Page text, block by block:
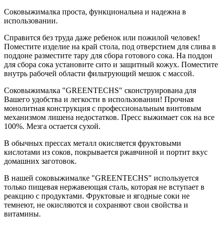
Соковыжималка проста, функциональна и надежна в
использовании.
Справится без труда даже ребенок или пожилой человек!
Поместите изделие на край стола, под отверстием для слива в
поддоне разместите тару для сбора готового сока. На поддон
для сбора сока установите сито и защитный кожух. Поместите
внутрь рабочей области фильтрующий мешок с массой.
Соковыжималка "GREENTECHS" сконструирована для
Вашего удобства и легкости в использовании! Прочная
монолитная конструкция с профессиональным винтовым
механизмом лишена недостатков. Пресс выжимает сок на все
100%. Мезга остается сухой.
В обычных прессах металл окисляется фруктовыми
кислотами из соков, покрывается ржавчиной и портит вкус
домашних заготовок.
В нашей соковыжималке "GREENTECHS" используется
только пищевая нержавеющая сталь, которая не вступает в
реакцию с продуктами. Фруктовые и ягодные соки не
темнеют, не окисляются и сохраняют свои свойства и
витамины.